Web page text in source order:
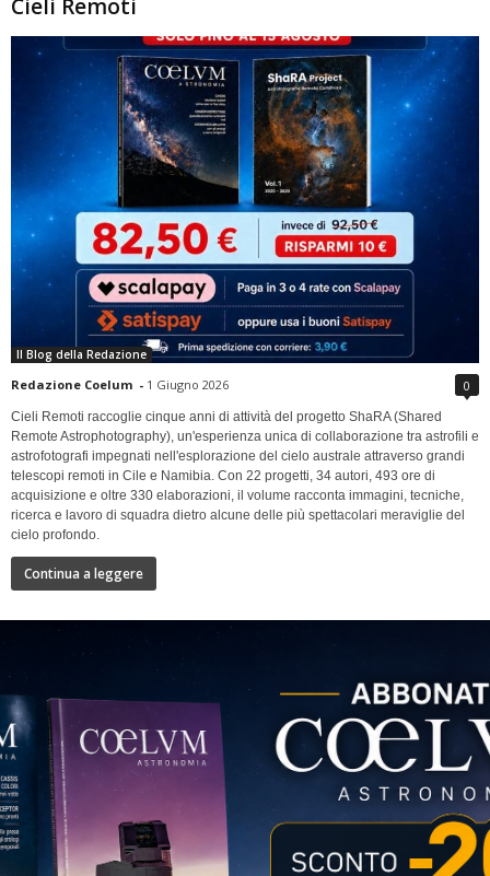
Cieli Remoti
Il Blog della Redazione
Redazione Coelum - 1 Giugno 2026 0
Cieli Remoti raccoglie cinque anni di attività del progetto ShaRA (Shared
Remote Astrophotography), un'esperienza unica di collaborazione tra astrofili e
astrofotografi impegnati nell'esplorazione del cielo australe attraverso grandi
telescopi remoti in Cile e Namibia. Con 22 progetti, 34 autori, 493 ore di
acquisizione e oltre 330 elaborazioni, il volume racconta immagini, tecniche,
ricerca e lavoro di squadra dietro alcune delle più spettacolari meraviglie del
cielo profondo.
Continua a leggere